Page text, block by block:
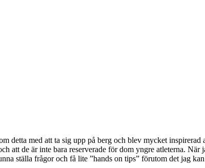
detta med att ta sig upp på berg och blev mycket
att de är inte bara reserverade för dom yngre atleterna.
ställa frågor och få lite ”hands on tips” förutom det jag